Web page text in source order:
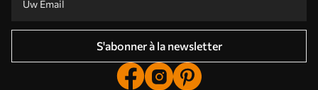
S'abonner à la newsletter